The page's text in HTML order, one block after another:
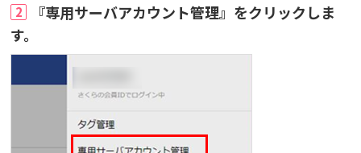
2
『専用サーバアカウント管理』をクリックしま
す。